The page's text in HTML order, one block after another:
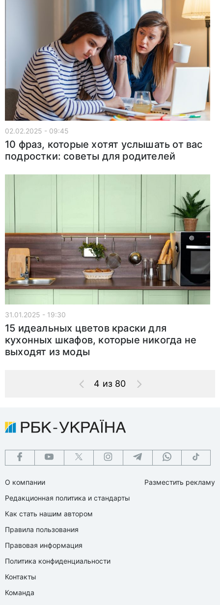
02.02.2025 - 09:45
10 фраз, которые хотят услышать от вас
подростки: советы для родителей
31.01.2025 - 19:30
15 идеальных цветов краски для
кухонных шкафов, которые никогда не
выходят из моды
4 из 80
О компании
Редакционная политика и стандарты
Как стать нашим автором
Правила пользования
Правовая информация
Политика конфиденциальности
Контакты
Команда
Разместить рекламу